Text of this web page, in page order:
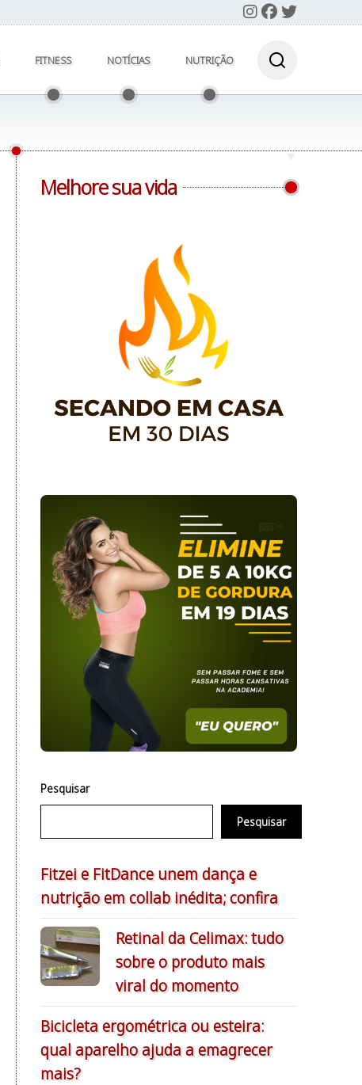
FITNESS NOTÍCIAS NUTRIÇÃO
Melhore sua vida
Pesquisar
Pesquisar
Fitzei e FitDance unem dança e
nutrição em collab inédita; confira
Retinal da Celimax: tudo
sobre o produto mais
viral do momento
Bicicleta ergométrica ou esteira:
qual aparelho ajuda a emagrecer
mais?